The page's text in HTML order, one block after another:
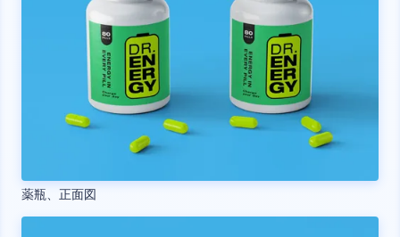
薬瓶、正面図